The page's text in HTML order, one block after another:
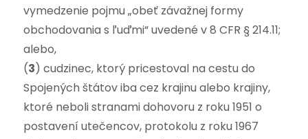
vymedzenie pojmu „obeť závažnej formy
obchodovania s ľuďmi“ uvedené v 8 CFR § 214.11;
alebo,
(3) cudzinec, ktorý pricestoval na cestu do
Spojených štátov iba cez krajinu alebo krajiny,
ktoré neboli stranami dohovoru z roku 1951 o
postavení utečencov, protokolu z roku 1967